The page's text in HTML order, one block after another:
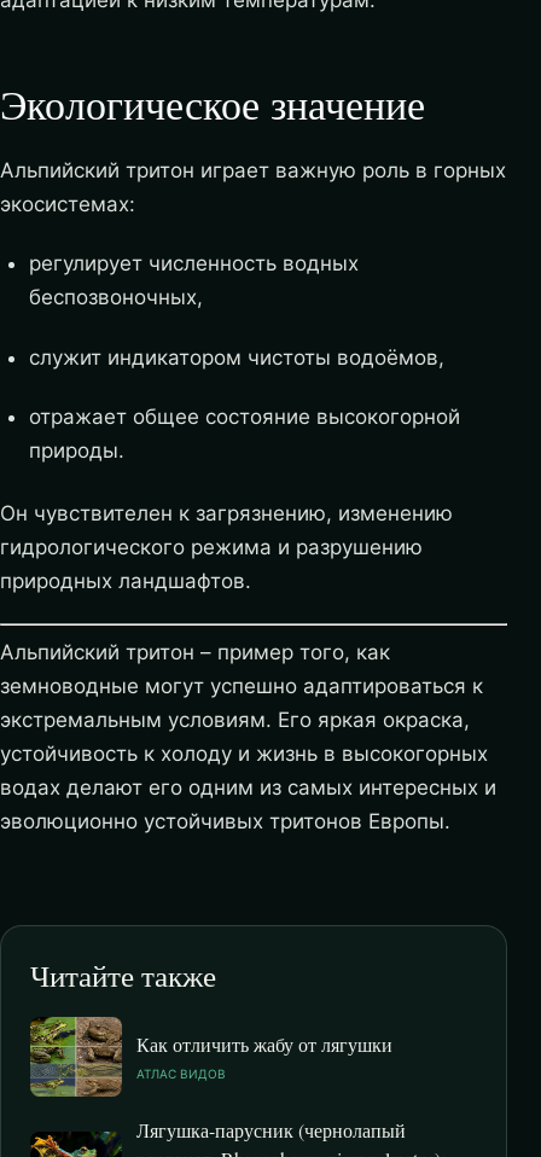
Экологическое значение
Альпийский тритон играет важную роль в горных
экосистемах:
регулирует численность водных
беспозвоночных,
служит индикатором чистоты водоёмов,
отражает общее состояние высокогорной
природы.
Он чувствителен к загрязнению, изменению
гидрологического режима и разрушению
природных ландшафтов.
Альпийский тритон – пример того, как
земноводные могут успешно адаптироваться к
экстремальным условиям. Его яркая окраска,
устойчивость к холоду и жизнь в высокогорных
водах делают его одним из самых интересных и
эволюционно устойчивых тритонов Европы.
Читайте также
Как отличить жабу от лягушки
АТЛАС ВИДОВ
Лягушка-парусник (чернолапый